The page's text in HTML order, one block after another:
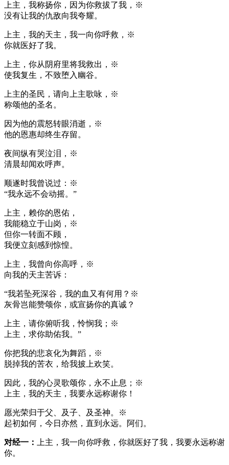
上主，我称扬你，因为你救拔了我，※
没有让我的仇敌向我夸耀。
上主，我的天主，我一向你呼救，※
你就医好了我。
上主，你从阴府里将我救出，※
使我复生，不致堕入幽谷。
上主的圣民，请向上主歌咏，※
称颂他的圣名。
因为他的震怒转眼消逝，※
他的恩惠却终生存留。
夜间纵有哭泣泪，※
清晨却闻欢呼声。
顺遂时我曾说过：※
“我永远不会动摇。”
上主，赖你的恩佑，
我能稳立于山岗，※
但你一转面不顾，
我便立刻感到惊惶。
上主，我曾向你高呼，※
向我的天主苦诉：
“我若坠死深谷，我的血又有何用？※
灰骨岂能赞颂你，或宣扬你的真诚？
上主，请你俯听我，怜悯我；※
上主，求你助佑我。”
你把我的悲哀化为舞蹈，※
脱掉我的苦衣，给我披上欢笑。
因此，我的心灵歌颂你，永不止息；※
上主，我的天主，我要永远称谢你！
愿光荣归于父、及子、及圣神。※
起初如何，今日亦然，直到永远。阿们。
对经一：
上主，我一向你呼救，你就医好了我，我要永远称谢
你。